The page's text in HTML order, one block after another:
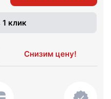
1 клик
Снизим цену!